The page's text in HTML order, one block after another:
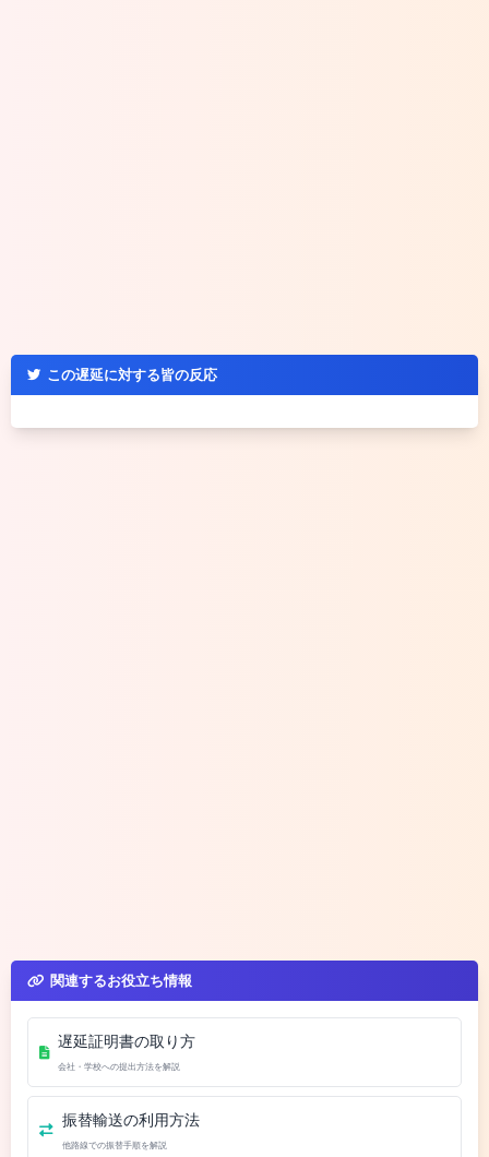
この遅延に対する皆の反応
関連するお役立ち情報
遅延証明書の取り方
会社・学校への提出方法を解説
振替輸送の利用方法
他路線での振替手順を解説